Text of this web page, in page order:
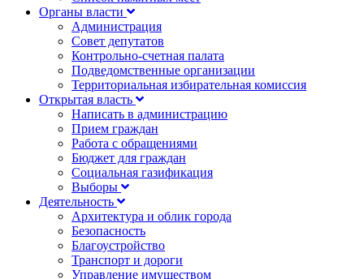
Органы власти
Администрация
Совет депутатов
Контрольно-счетная палата
Подведомственные организации
Территориальная избирательная комиссия
Открытая власть
Написать в администрацию
Прием граждан
Работа с обращениями
Бюджет для граждан
Социальная газификация
Выборы
Деятельность
Архитектура и облик города
Безопасность
Благоустройство
Транспорт и дороги
Управление имуществом